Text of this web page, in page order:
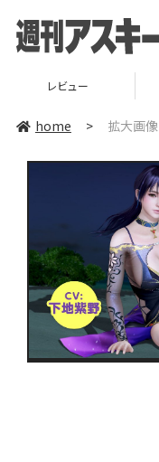
レビュー
home > 拡大画像